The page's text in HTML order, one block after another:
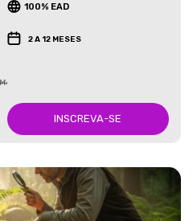
100% EAD
2 A 12 MESES
INSCREVA-SE